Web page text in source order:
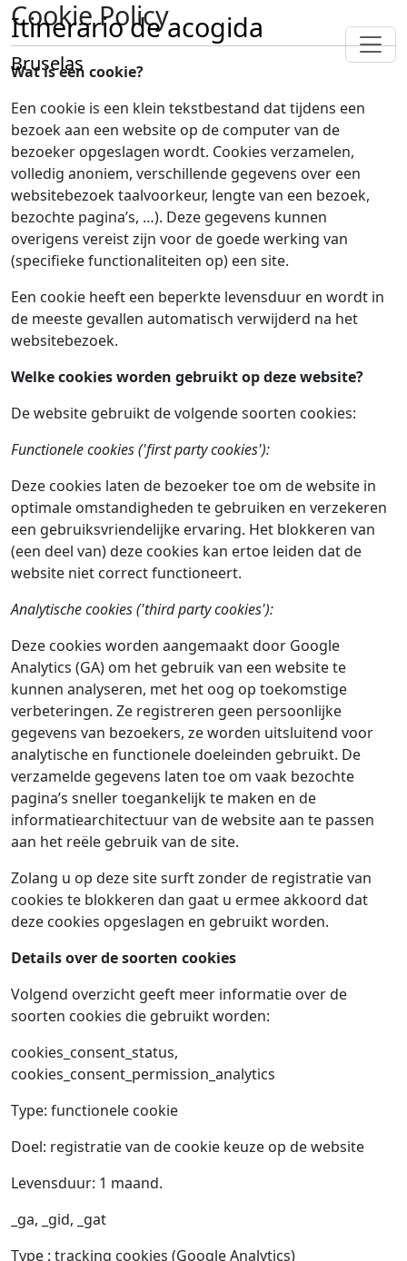
Itinerario de acogida
Bruselas
Cookie Policy
Wat is een cookie?
Een cookie is een klein tekstbestand dat tijdens een
bezoek aan een website op de computer van de
bezoeker opgeslagen wordt. Cookies verzamelen,
volledig anoniem, verschillende gegevens over een
websitebezoek taalvoorkeur, lengte van een bezoek,
bezochte pagina’s, …). Deze gegevens kunnen
overigens vereist zijn voor de goede werking van
(specifieke functionaliteiten op) een site.
Een cookie heeft een beperkte levensduur en wordt in
de meeste gevallen automatisch verwijderd na het
websitebezoek.
Welke cookies worden gebruikt op deze website?
De website gebruikt de volgende soorten cookies:
Functionele cookies ('first party cookies'):
Deze cookies laten de bezoeker toe om de website in
optimale omstandigheden te gebruiken en verzekeren
een gebruiksvriendelijke ervaring. Het blokkeren van
(een deel van) deze cookies kan ertoe leiden dat de
website niet correct functioneert.
Analytische cookies ('third party cookies'):
Deze cookies worden aangemaakt door Google
Analytics (GA) om het gebruik van een website te
kunnen analyseren, met het oog op toekomstige
verbeteringen. Ze registreren geen persoonlijke
gegevens van bezoekers, ze worden uitsluitend voor
analytische en functionele doeleinden gebruikt. De
verzamelde gegevens laten toe om vaak bezochte
pagina’s sneller toegankelijk te maken en de
informatiearchitectuur van de website aan te passen
aan het reële gebruik van de site.
Zolang u op deze site surft zonder de registratie van
cookies te blokkeren dan gaat u ermee akkoord dat
deze cookies opgeslagen en gebruikt worden.
Details over de soorten cookies
Volgend overzicht geeft meer informatie over de
soorten cookies die gebruikt worden:
cookies_consent_status,
cookies_consent_permission_analytics
Type: functionele cookie
Doel: registratie van de cookie keuze op de website
Levensduur: 1 maand.
_ga, _gid, _gat
Type : tracking cookies (Google Analytics)